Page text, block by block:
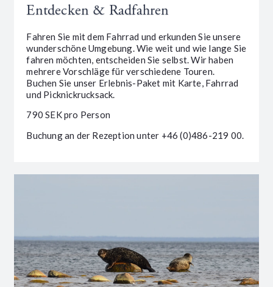
Entdecken & Radfahren
Fahren Sie mit dem Fahrrad und erkunden Sie unsere
wunderschöne Umgebung. Wie weit und wie lange Sie
fahren möchten, entscheiden Sie selbst. Wir haben
mehrere Vorschläge für verschiedene Touren.
Buchen Sie unser Erlebnis-Paket mit Karte, Fahrrad
und Picknickrucksack.
790 SEK pro Person
Buchung an der Rezeption unter +46 (0)486-219 00.